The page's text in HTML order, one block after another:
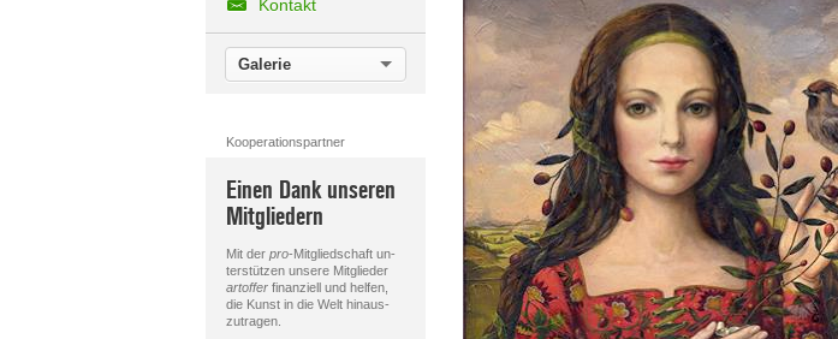
Kontakt
Galerie
Kooperationspartner
Einen Dank unseren
Mitgliedern
Mit der pro-Mitgliedschaft un-
terstützen unsere Mitglieder
artofferfinanziell und helfen,
die Kunst in die Welt hinaus-
zutragen.